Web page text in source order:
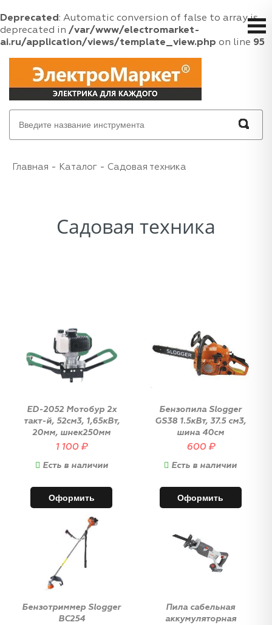
Deprecated : Automatic conversion of false to array is
deprecated in /var/www/electromarket-
ai.ru/application/views/template_view.php on line 95
Главная Каталог Садовая техника
Садовая техника
ED-2052 Мотобур 2х
такт-й, 52см3, 1,65кВт,
20мм, шнек250мм
1 100 ₽
Есть в наличии
Оформить
Бензопила Slogger
GS38 1.5кВт, 37.5 см3,
шина 40см
600 ₽
Есть в наличии
Оформить
Бензотриммер Slogger
BC254
Пила сабельная
аккумуляторная